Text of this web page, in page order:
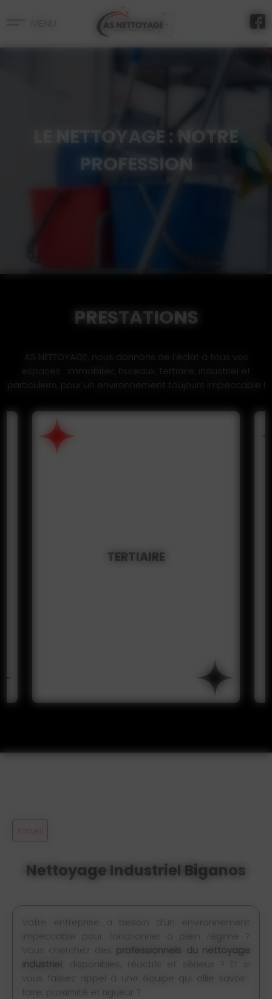
Panneau de gestion des cookies
LE NETTOYAGE : NOTRE
PROFESSION
PRESTATIONS
AS NETTOYAGE, nous donnons de l’éclat à tous vos
espaces : immobilier, bureaux, tertiaire, industriel et
particuliers, pour un environnement toujours impeccable !
INDUSTRIEL
Nettoyage Industriel Biganos
Votre entreprise a besoin d’un environnement
impeccable pour fonctionner à plein régime ?
Vous cherchez des
professionnels du nettoyage
industriel , disponibles, réactifs et sérieux ? Et si
vous faisiez appel à une équipe qui allie savoir-
faire, proximité et rigueur ?